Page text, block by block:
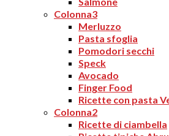
Colonna3
Merluzzo
Pasta sfoglia
Pomodori secchi
Speck
Avocado
Finger Food
Ricette con pasta
Colonna2
Ricette di ciambella